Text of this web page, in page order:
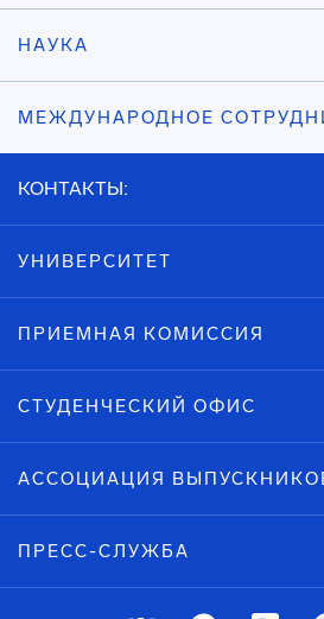
НАУКА
МЕЖДУНАРОДНОЕ
КОНТАКТЫ:
УНИВЕРСИТЕТ
ПРИЕМНАЯ КОМИССИЯ
СТУДЕНЧЕСКИЙ ОФИС
АССОЦИАЦИЯ
ПРЕСС-СЛУЖБА